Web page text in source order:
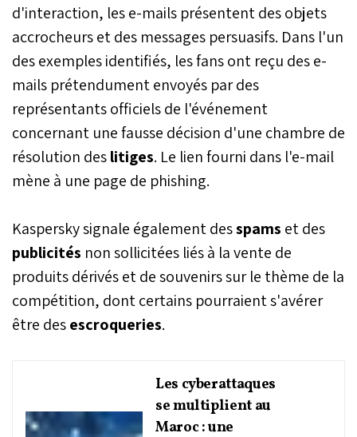
d'interaction, les e-mails présentent des objets
accrocheurs et des messages persuasifs. Dans l'un
des exemples identifiés, les fans ont reçu des e-
mails prétendument envoyés par des
représentants officiels de l'événement
concernant une fausse décision d'une chambre de
résolution deslitiges. Le lien fourni dans l'e-mail
mène à une page de phishing.
Kaspersky signale également desspams et des
publicités non sollicitées liés à la vente de
produits dérivés et de souvenirs sur le thème de la
compétition, dont certains pourraient s'avérer
être desescroqueries.
Les cyberattaques
se multiplient au
Maroc : une